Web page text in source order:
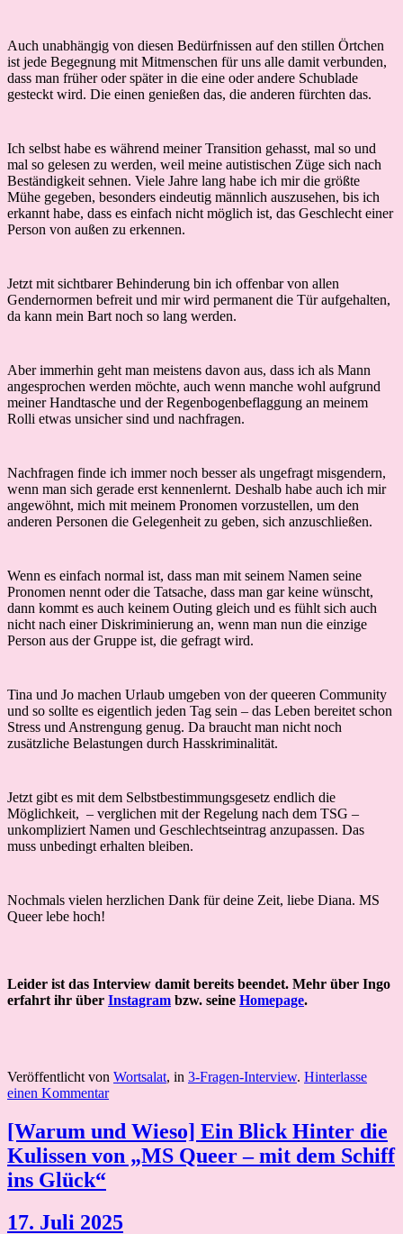
Auch unabhängig von diesen Bedürfnissen auf den stillen Örtchen
ist jede Begegnung mit Mitmenschen für uns alle damit verbunden,
dass man früher oder später in die eine oder andere Schublade
gesteckt wird. Die einen genießen das, die anderen fürchten das.
Ich selbst habe es während meiner Transition gehasst, mal so und
mal so gelesen zu werden, weil meine autistischen Züge sich nach
Beständigkeit sehnen. Viele Jahre lang habe ich mir die größte
Mühe gegeben, besonders eindeutig männlich auszusehen, bis ich
erkannt habe, dass es einfach nicht möglich ist, das Geschlecht einer
Person von außen zu erkennen.
Jetzt mit sichtbarer Behinderung bin ich offenbar von allen
Gendernormen befreit und mir wird permanent die Tür aufgehalten,
da kann mein Bart noch so lang werden.
Aber immerhin geht man meistens davon aus, dass ich als Mann
angesprochen werden möchte, auch wenn manche wohl aufgrund
meiner Handtasche und der Regenbogenbeflaggung an meinem
Rolli etwas unsicher sind und nachfragen.
Nachfragen finde ich immer noch besser als ungefragt misgendern,
wenn man sich gerade erst kennenlernt. Deshalb habe auch ich mir
angewöhnt, mich mit meinem Pronomen vorzustellen, um den
anderen Personen die Gelegenheit zu geben, sich anzuschließen.
Wenn es einfach normal ist, dass man mit seinem Namen seine
Pronomen nennt oder die Tatsache, dass man gar keine wünscht,
dann kommt es auch keinem Outing gleich und es fühlt sich auch
nicht nach einer Diskriminierung an, wenn man nun die einzige
Person aus der Gruppe ist, die gefragt wird.
Tina und Jo machen Urlaub umgeben von der queeren Community
und so sollte es eigentlich jeden Tag sein – das Leben bereitet schon
Stress und Anstrengung genug. Da braucht man nicht noch
zusätzliche Belastungen durch Hasskriminalität.
Jetzt gibt es mit dem Selbstbestimmungsgesetz endlich die
Möglichkeit, – verglichen mit der Regelung nach dem TSG –
unkompliziert Namen und Geschlechtseintrag anzupassen. Das
muss unbedingt erhalten bleiben.
Nochmals vielen herzlichen Dank für deine Zeit, liebe Diana. MS
Queer lebe hoch!
Leider ist das Interview damit bereits beendet. Mehr über Ingo
erfahrt ihr über Instagram bzw. seine Homepage.
Veröffentlicht von Wortsalat, in 3-Fragen-Interview. Hinterlasse
einen Kommentar
[Warum und Wieso] Ein Blick Hinter die
Kulissen von „MS Queer – mit dem Schiff
ins Glück“
17. Juli 2025